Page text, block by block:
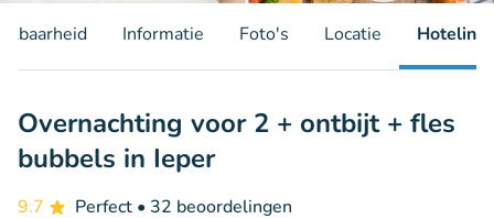
Informatie Foto's Locatie Hotelinfo
Overnachting voor 2 + ontbijt + fles
bubbels in Ieper
9.7 Perfect • 32 beoordelingen